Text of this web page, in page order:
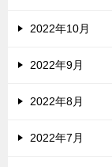
2022年10月
2022年9月
2022年8月
2022年7月